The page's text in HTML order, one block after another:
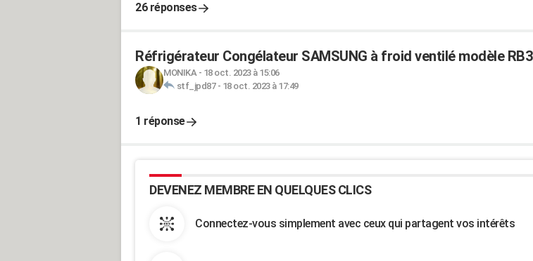
26 réponses
Réfrigérateur Congélateur SAMSUNG à froid ventilé modèle RB3
MONIKA- 18 oct. 2023 à 15:06
stf_jpd87- 18 oct. 2023 à 17:49
1 réponse
DEVENEZ MEMBRE EN QUELQUES CLICS
Connectez-vous simplement avec ceux qui partagent vos intérêts